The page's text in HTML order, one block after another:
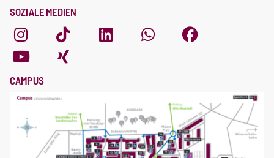
SOZIALE MEDIEN
CAMPUS